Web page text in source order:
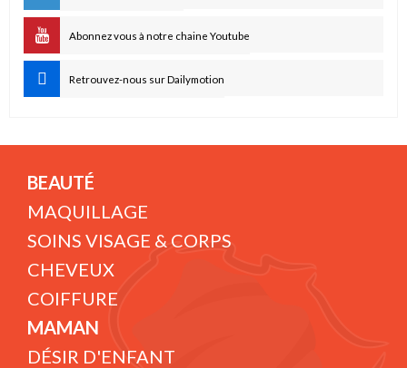
Abonnez vous à notre chaine Youtube
Retrouvez-nous sur Dailymotion
BEAUTÉ
MAQUILLAGE
SOINS VISAGE & CORPS
CHEVEUX
COIFFURE
MAMAN
DÉSIR D'ENFANT